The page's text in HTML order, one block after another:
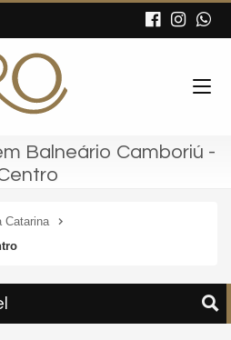
Balneário Camboriú -
Catarina